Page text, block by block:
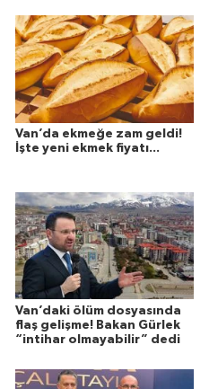
Van’da ekmeğe zam geldi!
İşte yeni ekmek fiyatı...
Van’daki ölüm dosyasında
flaş gelişme! Bakan Gürlek
“intihar olmayabilir” dedi